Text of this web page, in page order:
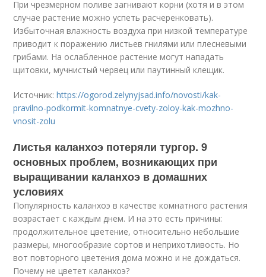
При чрезмерном поливе загнивают корни (хотя и в этом
случае растение можно успеть расчеренковать).
Избыточная влажность воздуха при низкой температуре
приводит к поражению листьев гнилями или плесневыми
грибами. На ослабленное растение могут нападать
щитовки, мучнистый червец или паутинный клещик.
Источник:https://ogorod.zelynyjsad.info/novosti/kak-
pravilno-podkormit-komnatnye-cvety-zoloy-kak-mozhno-
vnosit-zolu
Листья каланхоэ потеряли тургор. 9
основных проблем, возникающих при
выращивании каланхоэ в домашних
условиях
Популярность каланхоэ в качестве комнатного растения
возрастает с каждым днем. И на это есть причины:
продолжительное цветение, относительно небольшие
размеры, многообразие сортов и неприхотливость. Но
вот повторного цветения дома можно и не дождаться.
Почему не цветет каланхоэ?